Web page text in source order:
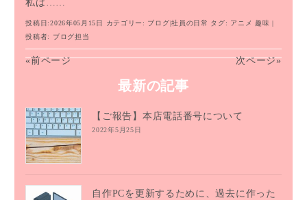
私は……
投稿日:2026年05月15日 カテゴリー: ブログ|社員の日常 タグ: アニメ 趣味 |
投稿者:
ブログ担当
«前ページ 次ページ»
最新の記事
【ご報告】本店電話番号について
2022年5月25日
自作PCを更新するために、過去に作った